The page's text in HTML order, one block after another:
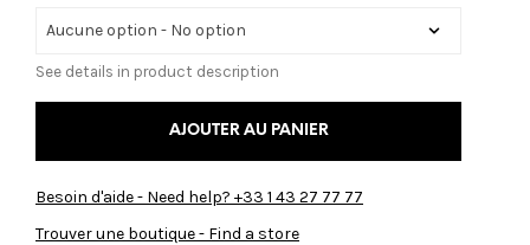
See details in product description
AJOUTER AU PANIER
Besoin d'aide - Need help? +33 1 43 27 77 77
Trouver une boutique - Find a store